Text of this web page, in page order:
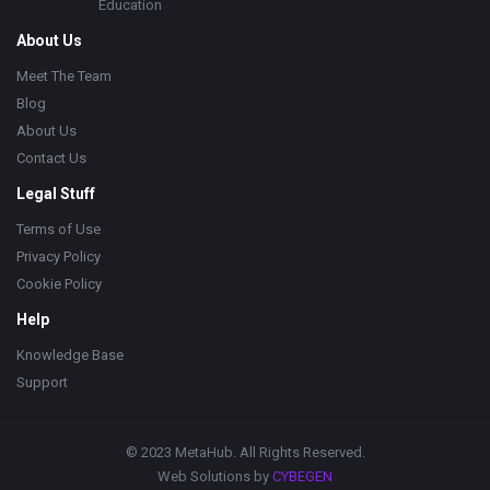
Education
About Us
Meet The Team
Blog
About Us
Contact Us
Legal Stuff
Terms of Use
Privacy Policy
Cookie Policy
Help
Knowledge Base
Support
© 2023 MetaHub. All Rights Reserved.
Web Solutions by CYBEGEN